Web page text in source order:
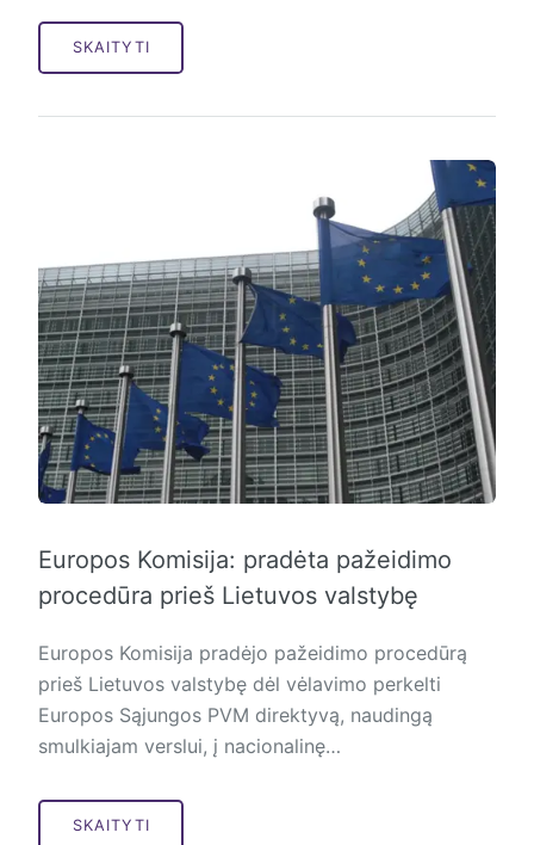
SKAITYTI
Europos Komisija: pradėta pažeidimo
procedūra prieš Lietuvos valstybę
Europos Komisija pradėjo pažeidimo procedūrą
prieš Lietuvos valstybę dėl vėlavimo perkelti
Europos Sąjungos PVM direktyvą, naudingą
smulkiajam verslui, į nacionalinę…
SKAITYTI